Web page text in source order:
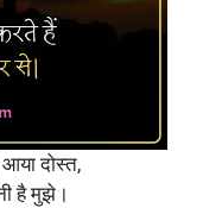
दोस्त,
है मुझे।